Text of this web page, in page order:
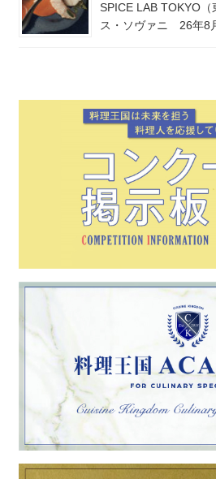
SPICE LAB TOKYO
ス・ソヴァニ 26年8